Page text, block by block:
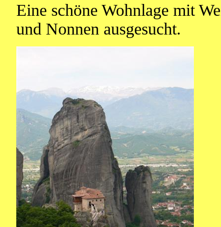
Eine schöne Wohnlage mit
und Nonnen ausgesucht.